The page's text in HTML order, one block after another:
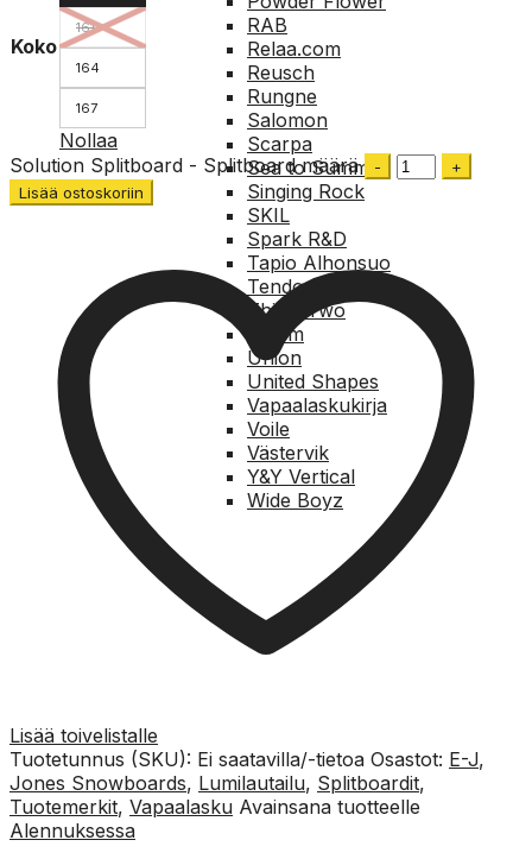
RAB
Relaa.com
Reusch
Rungne
Salomon
Scarpa
Sea to Summit
Singing Rock
SKIL
Spark R&D
Tapio Alhonsuo
Tendon
Thirty Two
Totem
Union
United Shapes
Vapaalaskukirja
Voile
Västervik
Y&Y Vertical
Wide Boyz
Koko
161
164
167
Nollaa
Solution Splitboard - Splitboard määrä
Lisää ostoskoriin
Lisää toivelistalle
Tuotetunnus (SKU): Ei saatavilla/-tietoa Osastot: E-J,
Jones Snowboards, Lumilautailu, Splitboardit,
Tuotemerkit, Vapaalasku Avainsana tuotteelle
Alennuksessa